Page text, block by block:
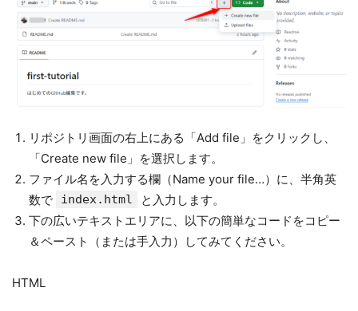
リポジトリ画面の右上にある「Add file」をクリックし、
「Create new file」を選択します。
ファイル名を入力する欄（Name your file…）に、半角英
数で
index.html
と入力します。
下の広いテキストエリアに、以下の簡単なコードをコピー
＆ペースト（または手入力）してみてください。
HTML